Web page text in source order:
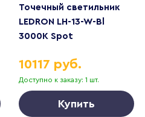
Точечный светильник
LEDRON LH-13-W-Bl
3000K Spot
Доступно к заказу: 1 шт.
10117 руб.
Купить